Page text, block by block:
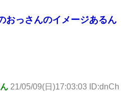
おっさんのイメージあるん
21/05/09(日)17:03:03 ID:dnCh